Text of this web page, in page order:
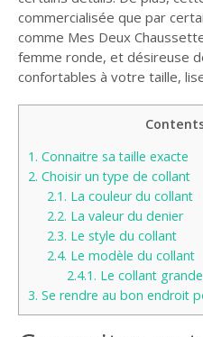
commercialisée que par
comme Mes Deux
femme ronde, et désireuse
confortables à votre taille,
1. Connaitre sa taille exacte
2. Choisir un type de collant
2.1. La couleur du collant
2.2. La valeur du denier
2.3. Le style du collant
2.4. Le modèle du collant
2.4.1. Le collant
3. Se rendre au bon endroit